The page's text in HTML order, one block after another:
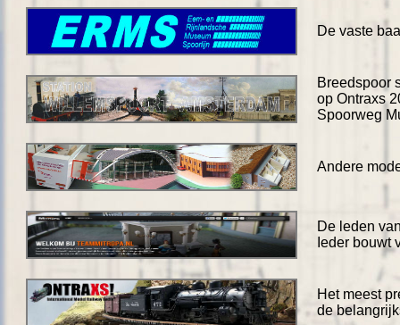
De vaste
Breedspoor
op Ontraxs
Spoorweg
Andere
De leden
Ieder bouwt
Het meest
de